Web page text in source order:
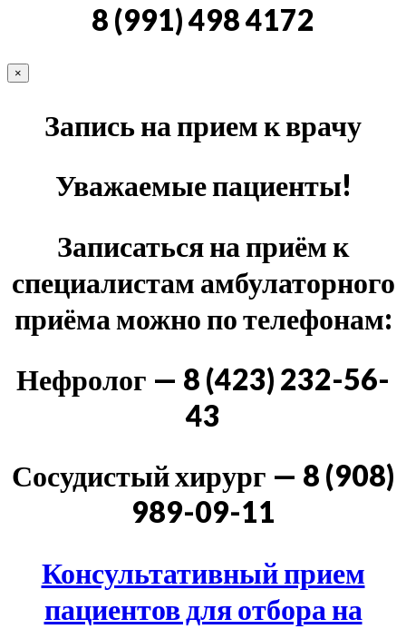
8 (991) 498 4172
×
Запись на прием к врачу
Уважаемые пациенты!
Записаться на приём к
специалистам амбулаторного
приёма можно по телефонам:
Нефролог — 8 (423) 232-56-
43
Сосудистый хирург — 8 (908)
989-09-11
Консультативный прием
пациентов для отбора на